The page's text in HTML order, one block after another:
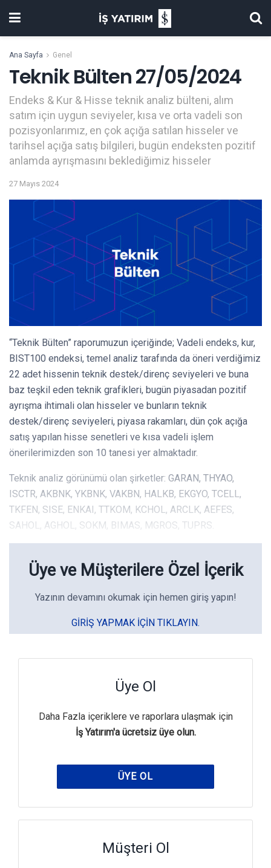
Ana Sayfa Genel
Teknik Bülten 27/05/2024
Endeks & Kur & Hisse teknik analiz bülteni, alım
satım için uygun seviyeler, kısa ve orta vadeli son
pozisyonlarımız, en çok açığa satılan hisseler ve
tarihsel açığa satış bilgileri, bugün endeksten pozitif
anlamda ayrışmasını beklediğimiz hisseler
27 Mayıs 2024
“Teknik Bülten” raporumuzun içeriğinde; Vadeli endeks, kur,
BIST100 endeksi, temel analiz tarafında da öneri verdiğimiz
22 adet hissenin teknik destek/direnç seviyeleri ve buna
baz teşkil eden teknik grafikleri, bugün piyasadan pozitif
ayrışma ihtimali olan hisseler ve bunların teknik
destek/direnç seviyeleri, piyasa rakamları, dün çok açığa
satış yapılan hisse senetleri ve kısa vadeli işlem
önerilerimizden son 10 tanesi yer almaktadır.
Teknik analiz görünümü olan şirketler: GARAN, THYAO,
ISCTR, AKBNK, YKBNK, VAKBN, HALKB, EKGYO, TCELL,
TKFEN, SISE, ENKAI, TTKOM, KCHOL, ARCLK, AEFES,
SAHOL, AGHOL, SOKM, BIMAS, MGROS, TUPRS.
Üye ve Müşterilere Özel İçerik
Yazının devamını okumak için hemen giriş yapın!
GIRIŞ YAPMAK IÇIN TIKLAYIN.
Üye Ol
Daha Fazla içeriklere ve raporlara ulaşmak için
İş Yatırım'a ücretsiz üye olun.
ÜYE OL
Müşteri Ol